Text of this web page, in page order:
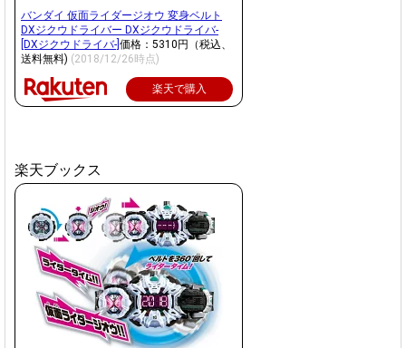
バンダイ 仮面ライダージオウ 変身ベルト
DXジクウドライバー DXジクウドライバ-
[DXジクウドライバ-] 価格：5310円（税込、
送料無料) (2018/12/26時点)
楽天で購入
楽天ブックス